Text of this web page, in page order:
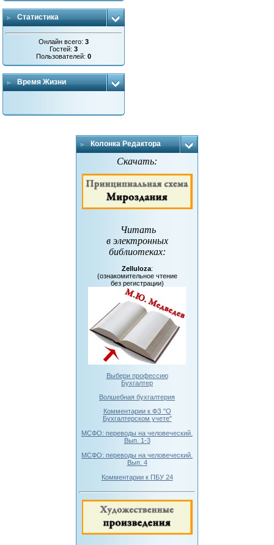
Статистика
Онлайн всего:3
Гостей:3
Пользователей:0
Время Жизни
Колонка Редактора
Скачать:
Читать
в электронных
библиотеках:
Zelluloza:
(ознакомительное чтение
без регистрации)
Выбери профессию
Бухгалтер
Волшебная бухгалтерия
Комментарии к ФЗ "О
Бухгалтерском учете"
МСФО: переводы на человеческий.
Вып. 1-3
МСФО: переводы на человеческий.
Вып. 4
Комментарии к ПБУ 24